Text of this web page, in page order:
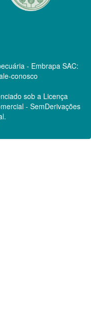
- Embrapa SAC:
conosco
sob a Licença
- SemDerivações